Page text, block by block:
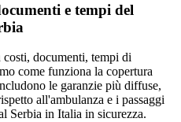
e tempi del
documenti, tempi di
come funziona la copertura
le garanzie più diffuse,
all'ambulanza e i passaggi
Serbia in Italia in sicurezza.